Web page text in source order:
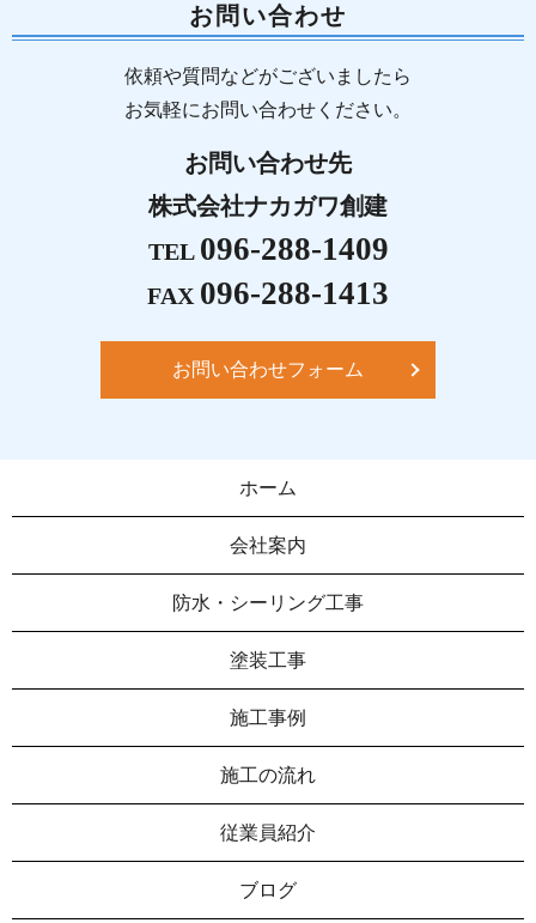
お問い合わせ
依頼や質問などがございましたら
お気軽にお問い合わせください。
お問い合わせ先
株式会社ナカガワ創建
TEL 096-288-1409
FAX 096-288-1413
お問い合わせフォーム
ホーム
会社案内
防水・シーリング工事
塗装工事
施工事例
施工の流れ
従業員紹介
ブログ